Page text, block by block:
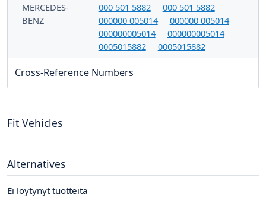
MERCEDES-
BENZ
000 501 5882
000 501 5882
000000 005014
000000 005014
000000005014
000000005014
0005015882
0005015882
Cross-Reference Numbers
Fit Vehicles
Alternatives
Ei löytynyt tuotteita